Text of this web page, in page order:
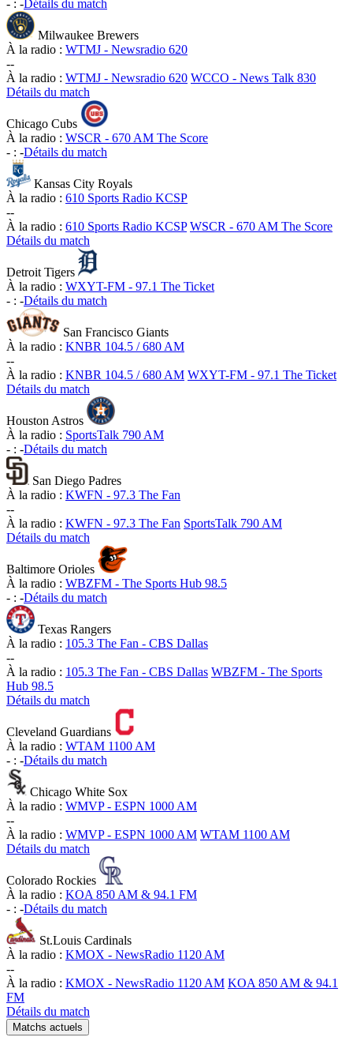
- : - Détails du match
Milwaukee Brewers
À la radio : WTMJ - Newsradio 620
--
À la radio : WTMJ - Newsradio 620 WCCO - News Talk 830
Détails du match
Chicago Cubs
À la radio : WSCR - 670 AM The Score
- : -Détails du match
Kansas City Royals
À la radio : 610 Sports Radio KCSP
--
À la radio : 610 Sports Radio KCSP WSCR - 670 AM The Score
Détails du match
Detroit Tigers
À la radio : WXYT-FM - 97.1 The Ticket
- : -Détails du match
San Francisco Giants
À la radio : KNBR 104.5 / 680 AM
--
À la radio : KNBR 104.5 / 680 AM WXYT-FM - 97.1 The Ticket
Détails du match
Houston Astros
À la radio : SportsTalk 790 AM
- : -Détails du match
San Diego Padres
À la radio : KWFN - 97.3 The Fan
--
À la radio : KWFN - 97.3 The Fan SportsTalk 790 AM
Détails du match
Baltimore Orioles
À la radio : WBZFM - The Sports Hub 98.5
- : -Détails du match
Texas Rangers
À la radio : 105.3 The Fan - CBS Dallas
--
À la radio : 105.3 The Fan - CBS Dallas WBZFM - The Sports
Hub 98.5
Détails du match
Cleveland Guardians
À la radio : WTAM 1100 AM
- : -Détails du match
Chicago White Sox
À la radio : WMVP - ESPN 1000 AM
--
À la radio : WMVP - ESPN 1000 AM WTAM 1100 AM
Détails du match
Colorado Rockies
À la radio : KOA 850 AM & 94.1 FM
- : -Détails du match
St.Louis Cardinals
À la radio : KMOX - NewsRadio 1120 AM
--
À la radio : KMOX - NewsRadio 1120 AM KOA 850 AM & 94.1
FM
Détails du match
Matchs actuels